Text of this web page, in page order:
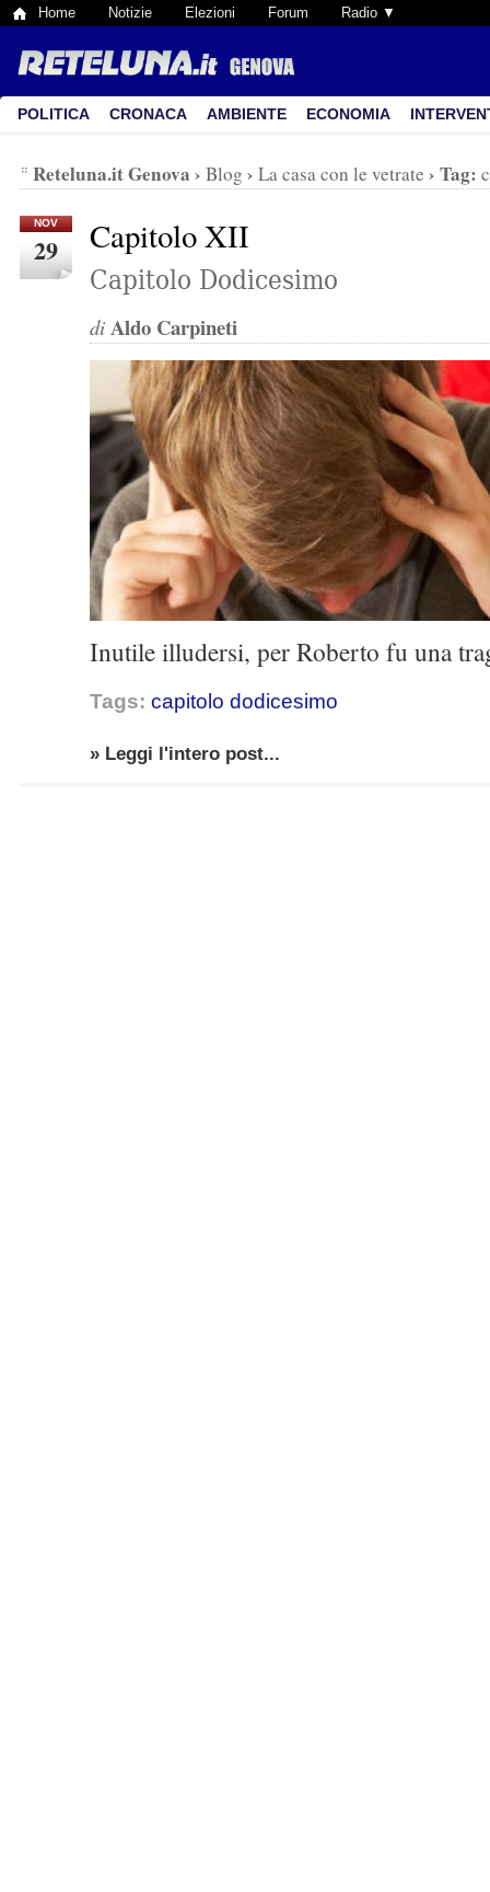
Home Notizie Elezioni Forum Radio ▼
POLITICA CRONACA AMBIENTE ECONOMIA
Reteluna.it Genova › Blog › La casa con le vetrate › Tag:
NOV
29 Capitolo XII
Capitolo Dodicesimo
di Aldo Carpineti
Inutile illudersi, per Roberto fu una
Tags: capitolo dodicesimo
» Leggi l'intero post...